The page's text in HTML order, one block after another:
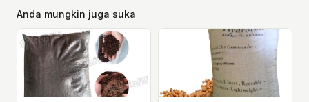
Anda mungkin juga suka